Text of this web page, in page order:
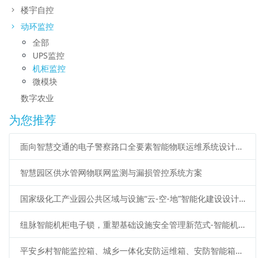
楼宇自控
动环监控
全部
UPS监控
机柜监控
微模块
数字农业
为您推荐
面向智慧交通的电子警察路口全要素智能物联运维系统设计方案
智慧园区供水管网物联网监测与漏损管控系统方案
国家级化工产业园公共区域与设施“云-空-地”智能化建设设计方案
纽脉智能机柜电子锁，重塑基础设施安全管理新范式-智能机柜锁、蓝牙电子锁、iC卡电子锁、机柜物联锁、485远程电子锁、物联智能锁
平安乡村智能监控箱、城乡一体化安防运维箱、安防智能箱应用广泛应用